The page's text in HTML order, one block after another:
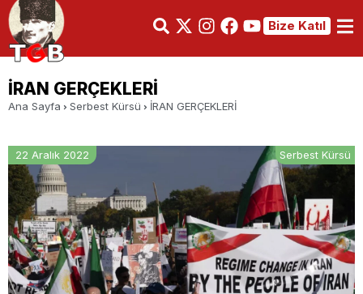
Bize Katıl
İRAN GERÇEKLERİ
Ana Sayfa Serbest Kürsü İRAN GERÇEKLERİ
22 Aralık 2022 Serbest Kürsü